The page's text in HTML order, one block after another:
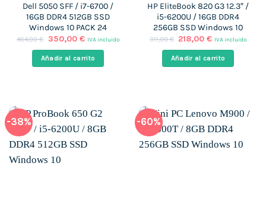
Dell 5050 SFF / i7-6700 /
16GB DDR4 512GB SSD
Windows 10 PACK 24
464,00€ El
original
era:
350,00 €El
actual
es:
IVA incluido
Añadir al carrito
HP EliteBook 820 G3 12.3″ /
i5-6200U / 16GB DDR4
256GB SSD Windows 10
311,00€ El
original
era:
218,00€El
actual
es:
IVA incluido
Añadir al carrito
-38% -60%